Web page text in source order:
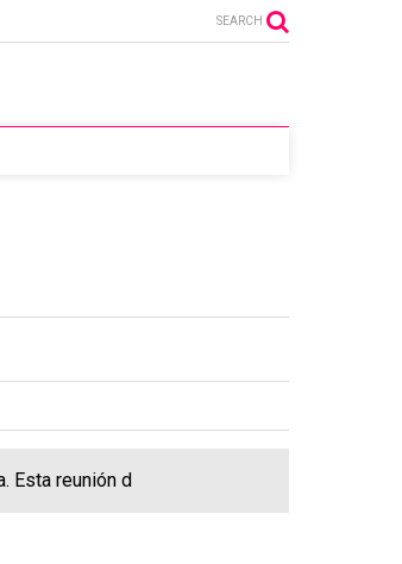
SEARCH
Esta reunión d